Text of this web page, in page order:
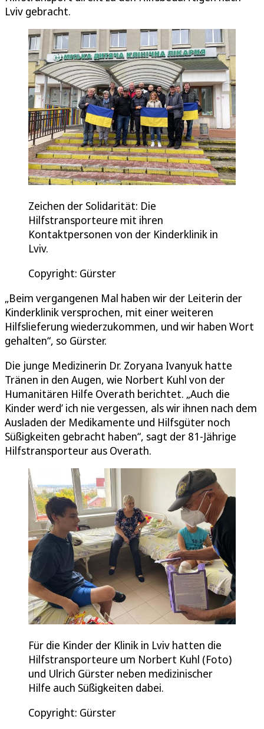
Lviv gebracht.
Zeichen der Solidarität: Die
Hilfstransporteure mit ihren
Kontaktpersonen von der Kinderklinik in
Lviv.
Copyright: Gürster
„Beim vergangenen Mal haben wir der Leiterin der
Kinderklinik versprochen, mit einer weiteren
Hilfslieferung wiederzukommen, und wir haben Wort
gehalten“, so Gürster.
Die junge Medizinerin Dr. Zoryana Ivanyuk hatte
Tränen in den Augen, wie Norbert Kuhl von der
Humanitären Hilfe Overath berichtet. „Auch die
Kinder werd’ ich nie vergessen, als wir ihnen nach dem
Ausladen der Medikamente und Hilfsgüter noch
Süßigkeiten gebracht haben“, sagt der 81-Jährige
Hilfstransporteur aus Overath.
Für die Kinder der Klinik in Lviv hatten die
Hilfstransporteure um Norbert Kuhl (Foto)
und Ulrich Gürster neben medizinischer
Hilfe auch Süßigkeiten dabei.
Copyright: Gürster